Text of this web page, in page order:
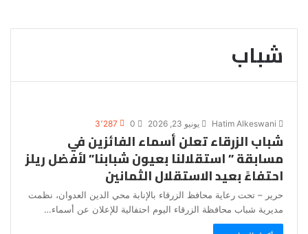
شباب
يونيو 23, 2026 3٬287
شباب الزرقاء تعلن أسماء الفائزين في
مسابقة ” استقلالنا بعيون شبابنا” لأفضل ريلز
احتفاءً بعيد الاستقلال الثمانين
حرير – تحت رعاية محافظ الزرقاء بالإنابة محي الدين العدوان، نظمت
مديرية شباب محافظة الزرقاء اليوم احتفالية للإعلان عن أسماء…